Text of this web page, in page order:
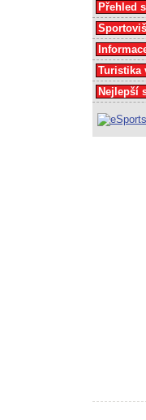
Přehled
Turistika
Nejlepší